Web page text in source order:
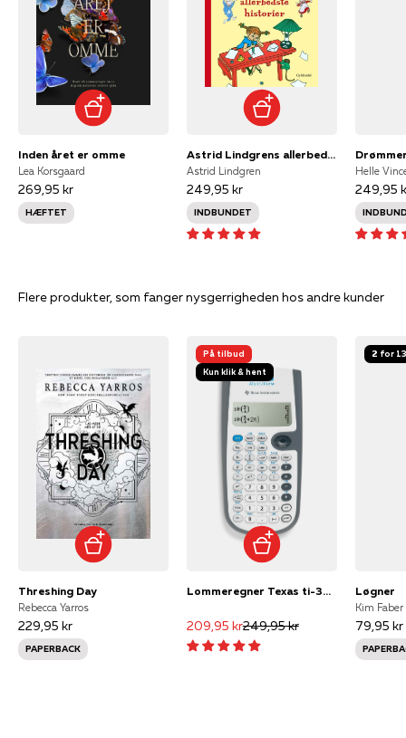
Inden året er omme
Lea Korsgaard
269,95 kr
HÆFTET
Astrid Lindgrens allerbedste historier
Astrid Lindgren
249,95 kr
INDBUNDET
Helle
249,95
Flere produkter, som fanger nysgerrigheden hos andre kunder
Threshing Day
Rebecca Yarros
229,95 kr
PAPERBACK
På tilbud
Kun klik & hent
Lommeregner Texas ti-30xb multi view
209,95 kr249,95 kr
2 for
Løgner
Kim
79,95 kr